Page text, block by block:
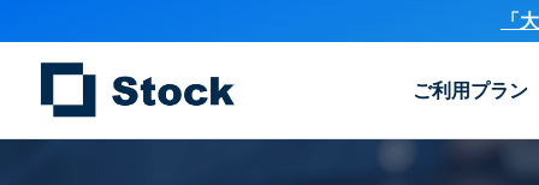
「
ご利用プラン